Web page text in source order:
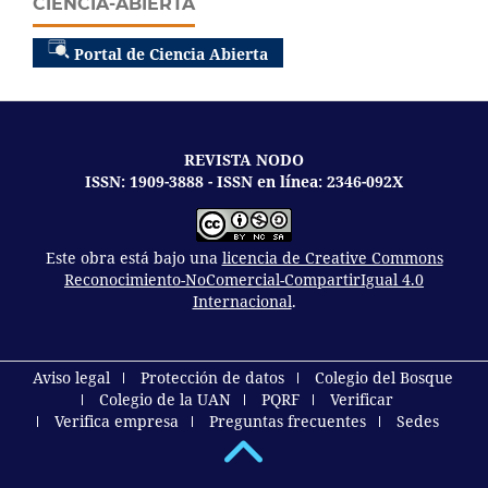
Portal de Ciencia Abierta
REVISTA NODO
ISSN: 1909-3888 - ISSN en línea: 2346-092X
Este obra está bajo una licencia de Creative Commons
Reconocimiento-NoComercial-CompartirIgual 4.0
Internacional.
Aviso legal Protección de datos
Colegio del Bosque
Colegio de la UAN
PQRF
Verificar
Verifica empresa
Preguntas frecuentes Sedes